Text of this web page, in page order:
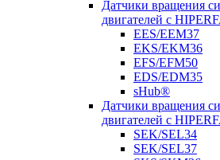
Датчики вращения
двигателей с
EES/EEM37
EKS/EKM36
EFS/EFM50
EDS/EDM35
sHub®
Датчики вращения
двигателей с
SEK/SEL34
SEK/SEL37